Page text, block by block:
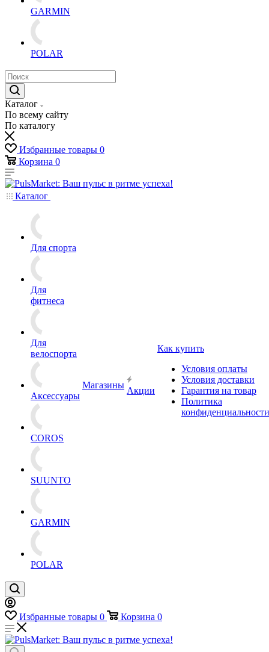
GARMIN
POLAR
Каталог
По всему сайту
По каталогу
Избранные товары 0
Корзина 0
Каталог
Для спорта
Для
фитнеса
Для
велоспорта
Аксессуары
COROS
SUUNTO
GARMIN
POLAR
Магазины
Акции
Как купить
Условия оплаты
Условия доставки
Гарантия на товар
Политика
конфиденциальности
Избранные товары 0 Корзина 0